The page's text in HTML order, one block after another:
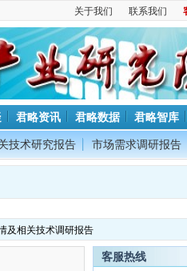
联系我们
关于我们
君略资讯 君略数据 君略智库
技术研究报告 市场需求调研报告
及相关技术调研报告
客服热线